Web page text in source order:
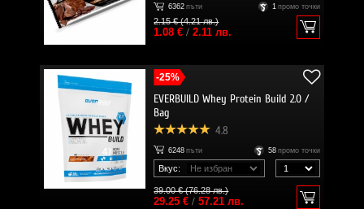
6362 пъти 1 промо точки
2.15 € (4.21 лв.)
1.08 €/ 2.11 лв.
-25%
EVERBUILD Whey Protein Build 2.0 /
Bag
4.8
6248 пъти 58 промо точки
Вкус:
39.00 € (76.28 лв.)
29.25 €/ 57.21 лв.